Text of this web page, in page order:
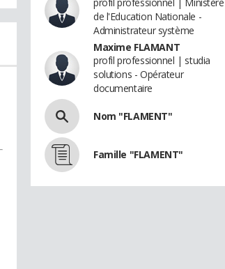
de l'Education Nationale -
Administrateur système
Maxime FLAMANT
profil professionnel | studia
solutions - Opérateur
documentaire
Nom "FLAMENT"
Famille "FLAMENT"